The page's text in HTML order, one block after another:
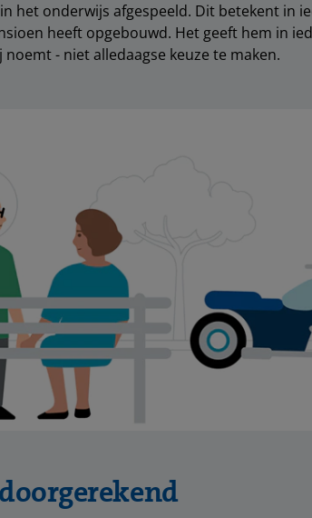
het onderwijs afgespeeld. Dit betekent in
heeft opgebouwd. Het geeft hem in
- niet alledaagse keuze te maken.